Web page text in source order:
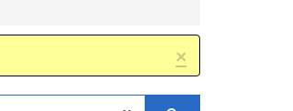
×